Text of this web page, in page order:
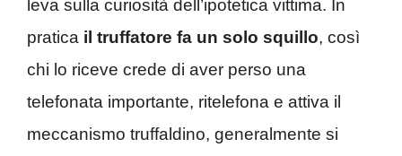
leva sulla curiosità dell’ipotetica vittima. In
pratica il truffatore fa un solo squillo, così
chi lo riceve crede di aver perso una
telefonata importante, ritelefona e attiva il
meccanismo truffaldino, generalmente si